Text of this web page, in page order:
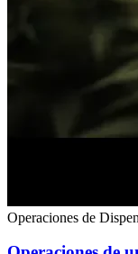
Operaciones de